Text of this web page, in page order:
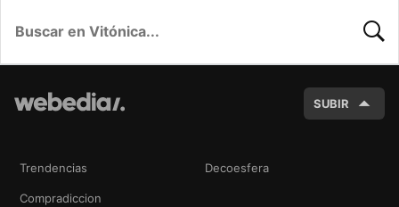
SUBIR
Trendencias Decoesfera
Compradiccion